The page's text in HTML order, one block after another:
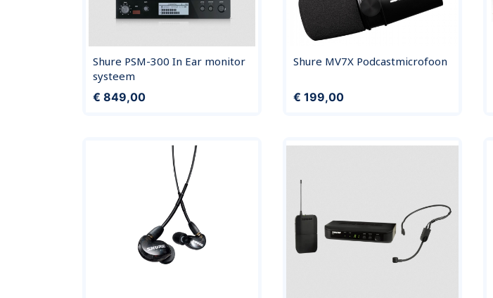
Shure PSM-300 In Ear monitor
systeem
Prijs
€ 849,00
Shure MV7X Podcastmicrofoon
Prijs
€ 199,00